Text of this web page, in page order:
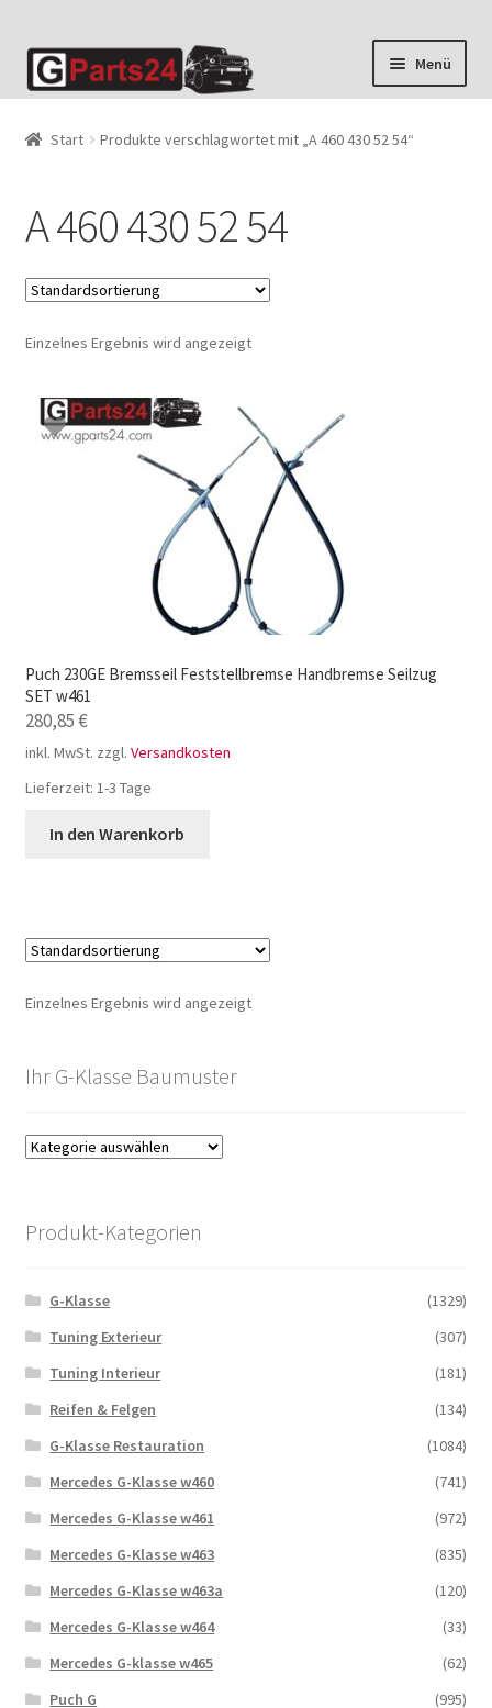
Zur
Navigation
Zum
Inhalt
Menü
Start Produkte verschlagwortet mit „A 460 430 52 54“
A 460 430 52 54
Einzelnes Ergebnis wird angezeigt
Puch 230GE Bremsseil Feststellbremse Handbremse Seilzug
SET w461
280,85€
inkl. MwSt. zzgl. Versandkosten
Lieferzeit: 1-3 Tage
In den Warenkorb
Einzelnes Ergebnis wird angezeigt
Ihr G-Klasse Baumuster
Produkt-Kategorien
G-Klasse
(1329)
Tuning Exterieur
(307)
Tuning Interieur
(181)
Reifen & Felgen
(134)
G-Klasse Restauration
(1084)
Mercedes G-Klasse w460
(741)
Mercedes G-Klasse w461
(972)
Mercedes G-Klasse w463
(835)
Mercedes G-Klasse w463a
(120)
Mercedes G-Klasse w464
(33)
Mercedes G-klasse w465
(62)
Puch G
(995)